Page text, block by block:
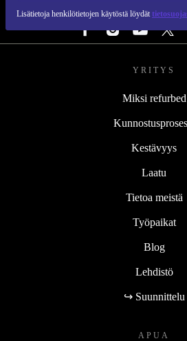
Lisätietoja henkilötietojen käytöstä löydät
YRITYS
Miksi refurbed
Kestävyys
Laatu
Tietoa meistä
Työpaikat
Blog
Lehdistö
↪ Suunnittelu
APUA